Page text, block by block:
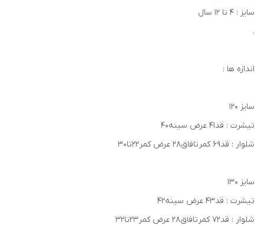
سایز : ۴ تا ۱۲ سال
.
اندازه ها :
سایز ۱۲۰
تیشرت : قد۴۱ عرض سینه۴۰
شلوار : قد۶۹ کمرتافاق۲۸ عرض کمر۲۲تا۳۰
سایز ۱۳۰
تیشرت : قد۴۳ عرض سینه۴۲
شلوار : قد۷۲ کمرتافاق۲۸ عرض کمر۲۳تا۳۲